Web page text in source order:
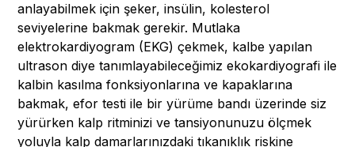
anlayabilmek için şeker, insülin, kolesterol
seviyelerine bakmak gerekir. Mutlaka
elektrokardiyogram (EKG) çekmek, kalbe yapılan
ultrason diye tanımlayabileceğimiz ekokardiyografi ile
kalbin kasılma fonksiyonlarına ve kapaklarına
bakmak, efor testi ile bir yürüme bandı üzerinde siz
yürürken kalp ritminizi ve tansiyonunuzu ölçmek
yoluyla kalp damarlarınızdaki tıkanıklık riskine